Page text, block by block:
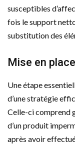
susceptibles
fois le support
substitution des
Mise en
Une étape
d’une stratégie
Celle-ci comprend
d’un produit
après avoir